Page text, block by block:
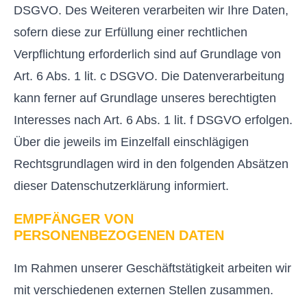
DSGVO. Des Weiteren verarbeiten wir Ihre Daten,
sofern diese zur Erfüllung einer rechtlichen
Verpflichtung erforderlich sind auf Grundlage von
Art. 6 Abs. 1 lit. c DSGVO. Die Datenverarbeitung
kann ferner auf Grundlage unseres berechtigten
Interesses nach Art. 6 Abs. 1 lit. f DSGVO erfolgen.
Über die jeweils im Einzelfall einschlägigen
Rechtsgrundlagen wird in den folgenden Absätzen
dieser Datenschutzerklärung informiert.
EMPFÄNGER VON
PERSONENBEZOGENEN DATEN
Im Rahmen unserer Geschäftstätigkeit arbeiten wir
mit verschiedenen externen Stellen zusammen.